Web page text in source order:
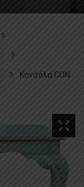
Κονσόλα CON